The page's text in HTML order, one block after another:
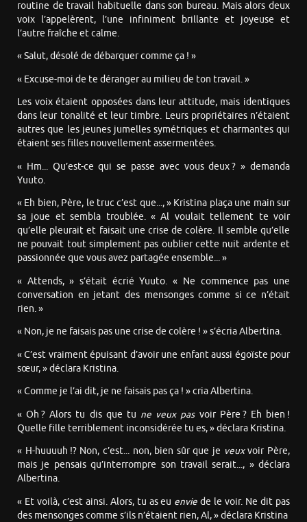
routine de travail habituelle dans son bureau. Mais alors deux
voix l’appelèrent, l’une infiniment brillante et joyeuse et
l’autre fraîche et calme.
« Salut, désolé de débarquer comme ça ! »
« Excuse-moi de te déranger au milieu de ton travail. »
Les voix étaient opposées dans leur attitude, mais identiques
dans leur tonalité et leur timbre. Leurs propriétaires n’étaient
autres que les jeunes jumelles symétriques et charmantes qui
étaient ses filles nouvellement assermentées.
« Hm... Qu’est-ce qui se passe avec vous deux ? » demanda
Yuuto.
« Eh bien, Père, le truc c’est que..., » Kristina plaça une main sur
sa joue et sembla troublée. « Al voulait tellement te voir
qu’elle pleurait et faisait une crise de colère. Il semble qu’elle
ne pouvait tout simplement pas oublier cette nuit ardente et
passionnée que vous avez partagée ensemble... »
« Attends, » s’était écrié Yuuto. « Ne commence pas une
conversation en jetant des mensonges comme si ce n’était
rien. »
« Non, je ne faisais pas une crise de colère ! » s’écria Albertina.
« C’est vraiment épuisant d’avoir une enfant aussi égoïste pour
sœur, » déclara Kristina.
« Comme je l’ai dit, je ne faisais pas ça ! » cria Albertina.
« Oh ? Alors tu dis que tu ne veux pasvoir Père ? Eh bien !
Quelle fille terriblement inconsidérée tu es, » déclara Kristina.
« H-huuuuh !? Non, c’est... non, bien sûr que je veuxvoir Père,
mais je pensais qu’interrompre son travail serait..., » déclara
Albertina.
« Et voilà, c’est ainsi. Alors, tu as eu envie de le voir. Ne dit pas
des mensonges comme s’ils n’étaient rien, Al, » déclara Kristina